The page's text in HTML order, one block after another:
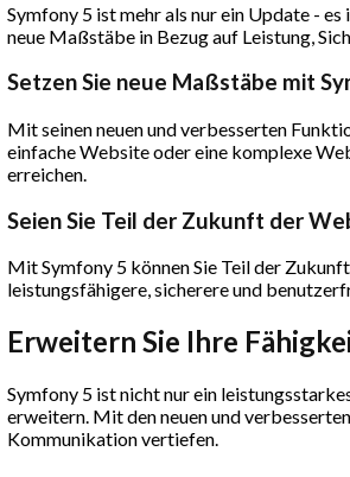
Symfony 5 ist mehr als nur ein Update -
neue Maßstäbe in Bezug auf Leistung,
Setzen Sie neue Maßstäbe mit
Mit seinen neuen und verbesserten
einfache Website oder eine komplexe
erreichen.
Seien Sie Teil der Zukunft der
Mit Symfony 5 können Sie Teil der
leistungsfähigere, sicherere und
Erweitern Sie Ihre
Symfony 5 ist nicht nur ein
erweitern. Mit den neuen und
Kommunikation vertiefen.